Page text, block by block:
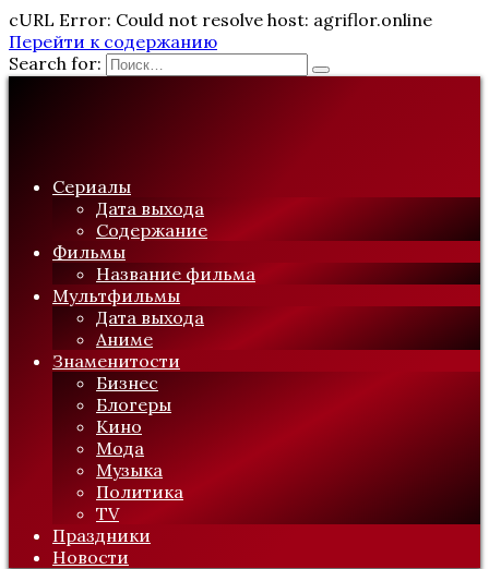
cURL Error: Could not resolve host: agriflor.online
Перейти к содержанию
Search for:
Сериалы
Дата выхода
Содержание
Фильмы
Название фильма
Мультфильмы
Дата выхода
Аниме
Знаменитости
Бизнес
Блогеры
Кино
Мода
Музыка
Политика
TV
Праздники
Новости